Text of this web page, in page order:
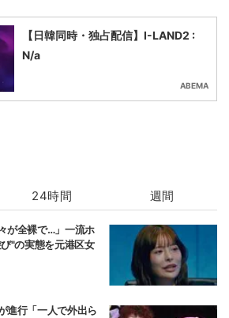
【日韓同時・独占配信】I-LAND2 :
N/a
ABEMA
24時間 週間
が全裸で…」一流ホ
"の実態を元港区女
進行「一人で外出ら